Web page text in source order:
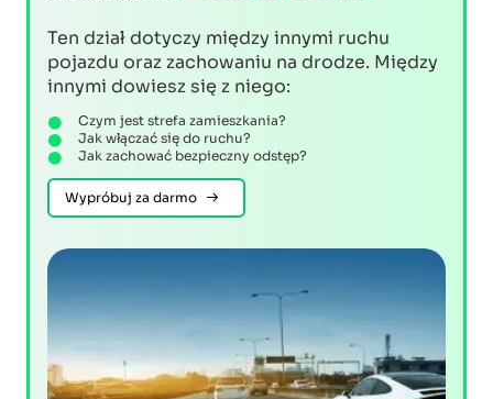
Ten dział dotyczy między innymi ruchu
pojazdu oraz zachowaniu na drodze. Między
innymi dowiesz się z niego:
Czym jest strefa zamieszkania?
Jak włączać się do ruchu?
Jak zachować bezpieczny odstęp?
Wypróbuj za darmo